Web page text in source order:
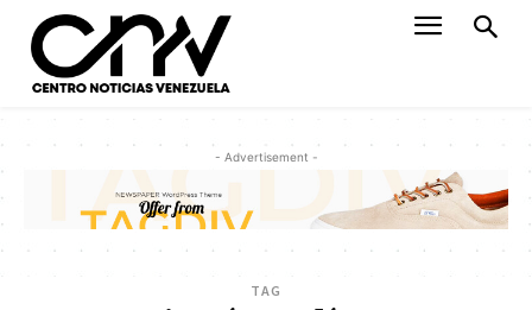
- Advertisement -
TAG